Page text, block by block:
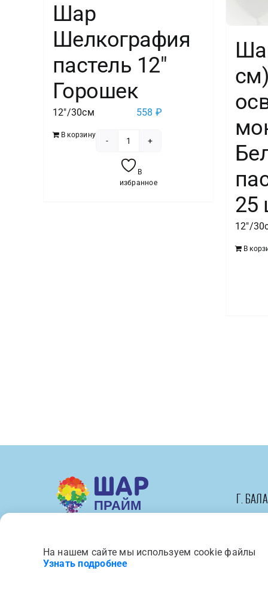
Шар
Шелкография
пастель 12″
Горошек
12"/30см 558 ₽
В корзину
товара
Шар
В
избранное
25
12"/
В
г.
Вся представленная на сайте
На нашем сайте мы используем cookie файлы
Узнать подробнее